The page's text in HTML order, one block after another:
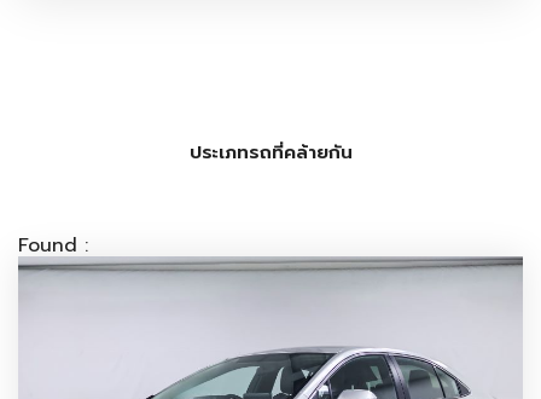
ประเภทรถที่คล้ายกัน
Found :